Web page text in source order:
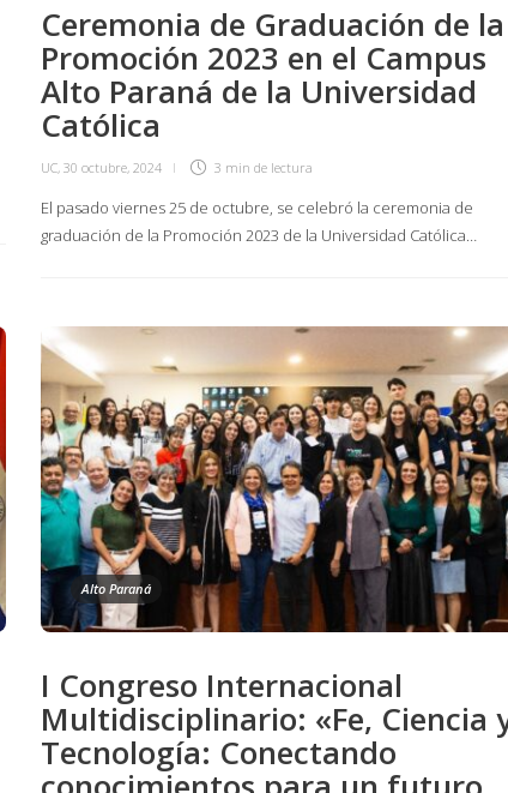
Ceremonia de Graduación de la
Promoción 2023 en el Campus
Alto Paraná de la Universidad
Católica
UC, 30 octubre, 2024 3 min de lectura
El pasado viernes 25 de octubre, se celebró la ceremonia de
graduación de la Promoción 2023 de la Universidad Católica…
Alto Paraná
I Congreso Internacional
Multidisciplinario: «Fe, Ciencia
Tecnología: Conectando